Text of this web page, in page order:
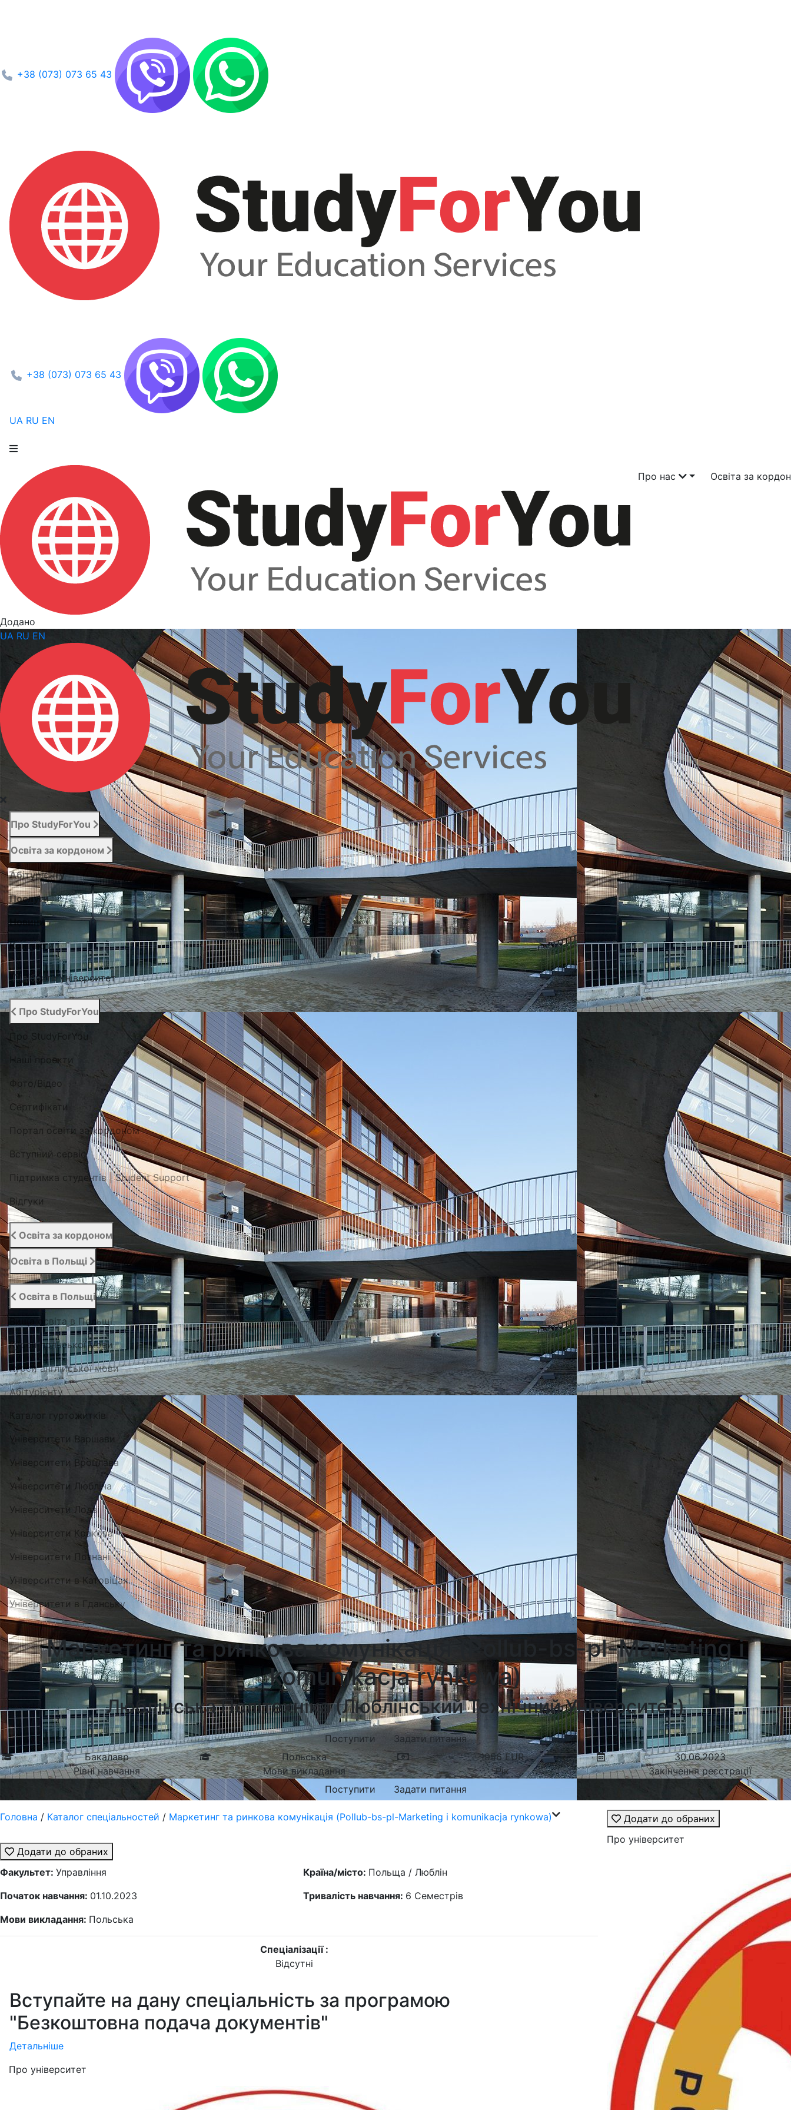
+38 (073) 073 65 43
+38 (073) 073 65 43
UA RU EN
Про нас Освіта за
Додано
UA RU EN
Про StudyForYou
Освіта за кордоном
Абітурієнту
Послуги
Новини
Контакти
Підібрати університет
Про StudyForYou
Про StudyForYou
Наші проекти
Фото/Відео
Сертифікати
Портал освіти за кордоном
Вступний сервіс
Підтримка студентів | Student Support
Відгуки
Освіта за кордоном
Освіта в Польщі
Освіта в Польщі
Вища освіта в Польщі
Курси польської мови
Курси англійської мови
Абітурієнту
Каталог гуртожитків
Університети Варшави
Університети Вроцлава
Університети Любліна
Університети Лодзі
Університети Кракова
Університети Познані
Університети в Катовіцах
Університети в Гданську
Маркетинг та ринкова комунікація (Pollub-bs-pl-Marketing i
komunikacja rynkowa)
Люблiнська Політехніка (Люблінський Технічний Університет)
Поступити
Задати питання
Бакалавр
Рівні навчання
Польська
Мови викладання
1956 EUR
Рік
30.06.2023
Закінчення реєстрації
Поступити
Задати питання
Головна / Каталог спеціальностей / Маркетинг та ринкова комунікація (Pollub-bs-pl-Marketing i komunikacja rynkowa)
Додати до обраних
Факультет: Управління Країна/місто: Польща / Люблін
Початок навчання: 01.10.2023 Тривалість навчання: 6 Семестрів
Мови викладання: Польська
Спеціалізації :
Відсутні
Вступайте на дану спеціальність за програмою
"Безкоштовна подача документів"
Детальніше
Про університет
Додати до обраних
Про університет